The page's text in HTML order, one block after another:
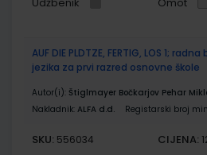
AUF DIE PLDTZE, FERTIG, LOS 1;
jezika za prvi razred osnovne škole
Autor(i): Štiglmayer Bočkarjov Pehar
Nakladnik: ALFA d.d. Registarski broj
SKU: 556034 CIJENA: